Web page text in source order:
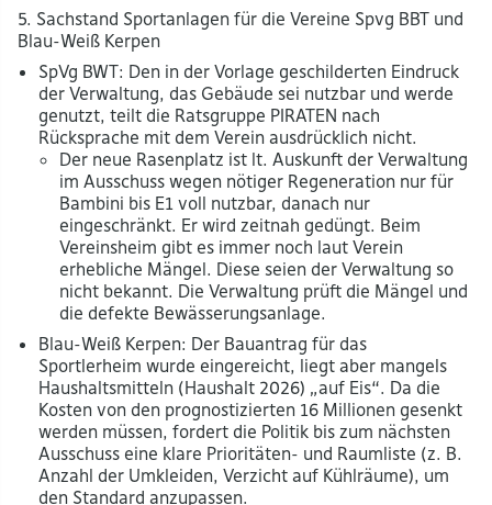
5. Sachstand Sportanlagen für die Vereine Spvg BBT und
Blau-Weiß Kerpen
SpVg BWT: Den in der Vorlage geschilderten Eindruck
der Verwaltung, das Gebäude sei nutzbar und werde
genutzt, teilt die Ratsgruppe PIRATEN nach
Rücksprache mit dem Verein ausdrücklich nicht.
Der neue Rasenplatz ist lt. Auskunft der Verwaltung
im Ausschuss wegen nötiger Regeneration nur für
Bambini bis E1 voll nutzbar, danach nur
eingeschränkt. Er wird zeitnah gedüngt. Beim
Vereinsheim gibt es immer noch laut Verein
erhebliche Mängel. Diese seien der Verwaltung so
nicht bekannt. Die Verwaltung prüft die Mängel und
die defekte Bewässerungsanlage.
Blau-Weiß Kerpen: Der Bauantrag für das
Sportlerheim wurde eingereicht, liegt aber mangels
Haushaltsmitteln (Haushalt 2026) „auf Eis“. Da die
Kosten von den prognostizierten 16 Millionen gesenkt
werden müssen, fordert die Politik bis zum nächsten
Ausschuss eine klare Prioritäten- und Raumliste (z. B.
Anzahl der Umkleiden, Verzicht auf Kühlräume), um
den Standard anzupassen.